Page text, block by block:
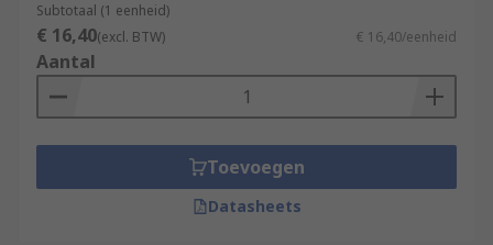
Subtotaal (1 eenheid)
€ 16,40(excl. BTW) € 16,40/eenheid
Aantal
Toevoegen
Datasheets